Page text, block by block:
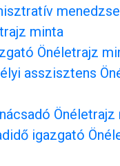
minta
Önéletrajz
asszisztens
Önéletrajz
igazgató